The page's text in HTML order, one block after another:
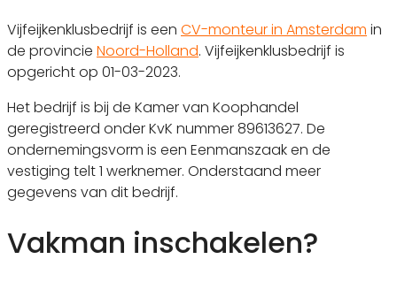
Vijfeijkenklusbedrijf is een CV-monteur in Amsterdam in
de provincie Noord-Holland. Vijfeijkenklusbedrijf is
opgericht op 01-03-2023.
Het bedrijf is bij de Kamer van Koophandel
geregistreerd onder KvK nummer 89613627. De
ondernemingsvorm is een Eenmanszaak en de
vestiging telt 1 werknemer. Onderstaand meer
gegevens van dit bedrijf.
Vakman inschakelen?